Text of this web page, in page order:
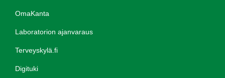
OmaKanta
Laboratorion ajanvaraus
Terveyskylä.fi
Digituki